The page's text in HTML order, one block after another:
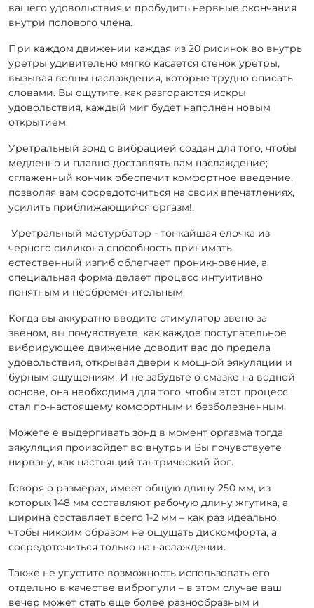
вашего удовольствия и пробудить нервные окончания
внутри полового члена.
При каждом движении каждая из 20 рисинок во внутрь
уретры удивительно мягко касается стенок уретры,
вызывая волны наслаждения, которые трудно описать
словами. Вы ощутите, как разгораются искры
удовольствия, каждый миг будет наполнен новым
открытием.
Уретральный зонд с вибрацией создан для того, чтобы
медленно и плавно доставлять вам наслаждение;
сглаженный кончик обеспечит комфортное введение,
позволяя вам сосредоточиться на своих впечатлениях,
усилить приближающийся оргазм!.
Уретральный мастурбатор - тонкайшая елочка из
черного силикона способность принимать
естественный изгиб облегчает проникновение, а
специальная форма делает процесс интуитивно
понятным и необременительным.
Когда вы аккуратно вводите стимулятор звено за
звеном, вы почувствуете, как каждое поступательное
вибрирующее движение доводит вас до предела
удовольствия, открывая двери к мощной эякуляции и
бурным ощущениям. И не забудьте о смазке на водной
основе, она необходима для того, чтобы этот процесс
стал по-настоящему комфортным и безболезненным.
Можете е выдергивать зонд в момент оргазма тогда
эякуляция произойдет во внутрь и Вы почувствуете
нирвану, как настоящий тантрический йог.
Говоря о размерах, имеет общую длину 250 мм, из
которых 148 мм составляют рабочую длину жгутика, а
ширина составляет всего 1-2 мм – как раз идеально,
чтобы никоим образом не ощущать дискомфорта, а
сосредоточиться только на наслаждении.
Также не упустите возможность использовать его
отдельно в качестве вибропули – в этом случае ваш
вечер может стать еще более разнообразным и